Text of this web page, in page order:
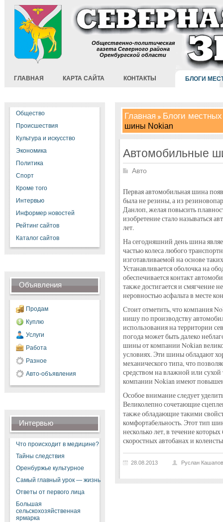
Общественно-политическая
газета Северного района
Оренбургской области
ГЛАВНАЯ КАРТА САЙТА КОНТАКТЫ БЛОГИ
Общество
Происшествия
Культура и искусство
Экономика
Политика
Спорт
Кроме того
Интервью
Информер новостей
Рейтинг сайтов
Каталог сайтов
Объявления
Продам
Куплю
Услуги
Работа
Разное
Авто-объявления
Интервью
Что происходит в медицине?
Тайны следствия
Оренбуржье культурное
Самый главный урок — жизнь
Ответы от первого лица
Большая
сельскохозяйственная
ярмарка
Главная Блоги
шины Nokian
Автомобильные
Авто
Первая автомобильная шина
была не резины, а из
Данлоп, желая повысить
изобретение стало называться
лет.
На сегодняшний день шина
частью колеса любого
изготавливаемой на основе
Устанавливается оболочка на
обеспечивается контакт
также достигается и смягчение
неровностью асфальта в месте
Стоит отметить, что компания
нишу по производству
использования на территории
погода может быть далеко
шины от компании Nokian
условиях. Эти шины обладают
механического типа, что
средством на влажной или
компании Nokian имеют
Особое внимание следует
Великолепно сочетающие
также обладающие такими
комфортабельность. Этот тип
несколько лет, в течение
скоростных автобанах и
28.08.2013 Руслан Кашапов